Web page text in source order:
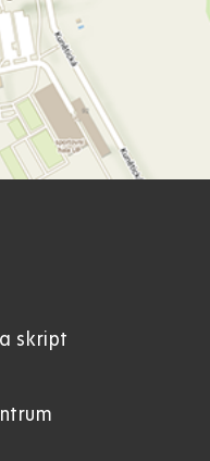
skript